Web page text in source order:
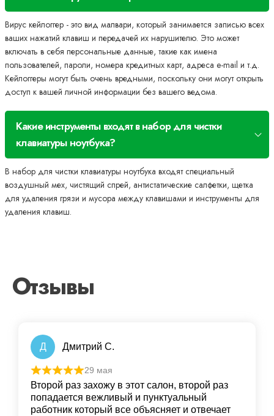
Вирус кейлоггер - это вид малвари, который занимается записью всех
ваших нажатий клавиш и передачей их нарушителю. Это может
включать в себя персональные данные, такие как имена
пользователей, пароли, номера кредитных карт, адреса e-mail и т.д.
Кейлоггеры могут быть очень вредными, поскольку они могут открыть
доступ к вашей личной информации без вашего ведома.
Какие инструменты входят в набор для чистки
клавиатуры ноутбука?
В набор для чистки клавиатуры ноутбука входят специальный
воздушный мех, чистящий спрей, антистатические салфетки, щетка
для удаления грязи и мусора между клавишами и инструменты для
удаления клавиш.
Отзывы
Д Дмитрий С.
29 мая
Второй раз захожу в этот салон, второй раз
попадается вежливый и пунктуальный
работник который все объясняет и отвечает